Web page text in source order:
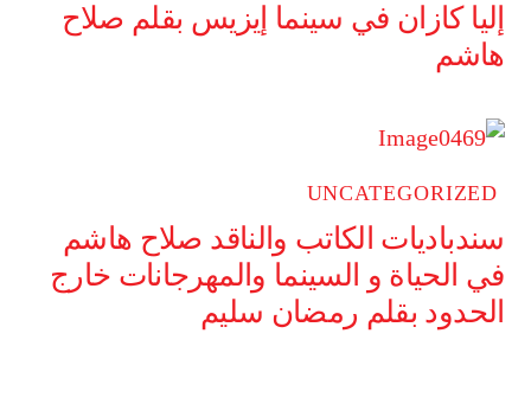
إليا كازان في سينما إيزيس بقلم صلاح
هاشم
UNCATEGORIZED
سندباديات الكاتب والناقد صلاح هاشم
في الحياة و السينما والمهرجانات خارج
الحدود بقلم رمضان سليم